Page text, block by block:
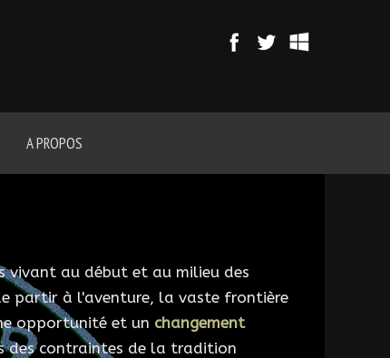
A PROPOS
vivant au début et au milieu des
partir à l'aventure, la vaste frontière
opportunité et un changement
des contraintes de la tradition